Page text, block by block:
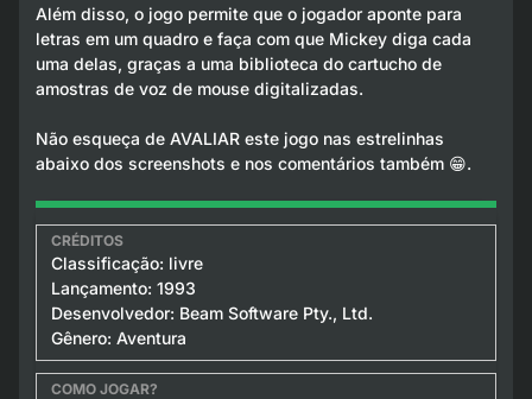
Além disso, o jogo permite que o jogador aponte para
letras em um quadro e faça com que Mickey diga cada
uma delas, graças a uma biblioteca do cartucho de
amostras de voz de mouse digitalizadas.
Não esqueça de AVALIAR este jogo nas estrelinhas
abaixo dos screenshots e nos comentários também 😁.
Classificação: livre
Lançamento: 1993
Desenvolvedor: Beam Software Pty., Ltd.
Gênero: Aventura